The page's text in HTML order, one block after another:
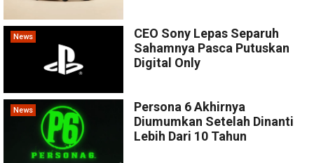
News
CEO Sony Lepas Separuh
Sahamnya Pasca Putuskan
Digital Only
News
Persona 6 Akhirnya
Diumumkan Setelah Dinanti
Lebih Dari 10 Tahun